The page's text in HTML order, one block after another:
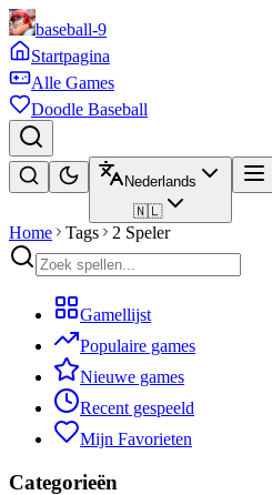
baseball-9
Startpagina
Alle Games
Doodle Baseball
Nederlands
🇳🇱
Home Tags 2 Speler
Gamellijst
Populaire games
Nieuwe games
Recent gespeeld
Mijn Favorieten
Categorieën